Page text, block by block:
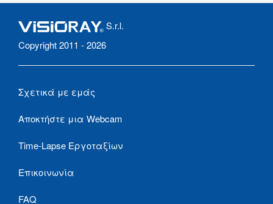
S.r.l.
Copyright 2011 - 2026
Σχετικά με εμάς
Αποκτήστε μια Webcam
Time-Lapse Εργοταξίων
Επικοινωνία
FAQ